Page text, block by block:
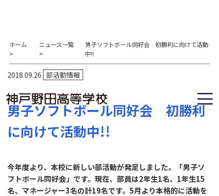
ホーム
>
ニュース一覧
>
男子ソフトボール同好会 初勝利に向けて活動
中!!
2018.09.26 部活動情報
男子ソフトボール同好会 初勝利
に向けて活動中!!
今年度より、本校に新しい部活動が発足しました。「男子ソ
フトボール同好会」です。現在、部員は2年生1名、1年生15
名、マネージャー3名の計19名です。5月より本格的に活動を